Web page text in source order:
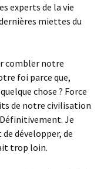
experts de la vie
miettes du
combler notre
foi parce que,
chose ? Force
de notre civilisation
Je
développer, de
trop loin.